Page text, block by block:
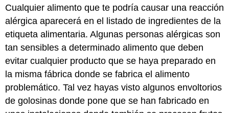
Cualquier alimento que te podría causar una reacción
alérgica aparecerá en el listado de ingredientes de la
etiqueta alimentaria. Algunas personas alérgicas son
tan sensibles a determinado alimento que deben
evitar cualquier producto que se haya preparado en
la misma fábrica donde se fabrica el alimento
problemático. Tal vez hayas visto algunos envoltorios
de golosinas donde pone que se han fabricado en